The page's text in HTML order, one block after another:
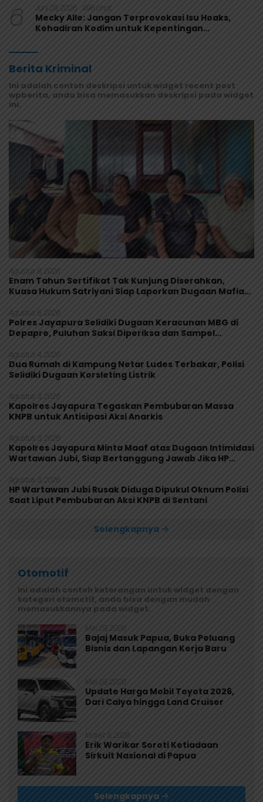
6 Juni 29, 2026 998 Lihat
Mecky Alle: Jangan Terprovokasi Isu Hoaks,
Kehadiran Kodim untuk Kepentingan
Berita Kriminal
Ini adalah contoh deskripsi untuk widget recent post
wpberita, anda bisa memasukkan deskripsi pada widget
ini.
Agustus 8, 2026
Enam Tahun Sertifikat Tak Kunjung Diserahkan,
Kuasa Hukum Satriyani Siap Laporkan Dugaan Mafia
Agustus 5, 2026
Polres Jayapura Selidiki Dugaan Keracunan MBG di
Depapre, Puluhan Saksi Diperiksa dan Sampel
Agustus 4, 2026
Dua Rumah di Kampung Netar Ludes Terbakar, Polisi
Selidiki Dugaan Korsleting Listrik
Agustus 3, 2026
Kapolres Jayapura Tegaskan Pembubaran Massa
KNPB untuk Antisipasi Aksi Anarkis
Agustus 3, 2026
Kapolres Jayapura Minta Maaf atas Dugaan Intimidasi
Wartawan Jubi, Siap Bertanggung Jawab Jika HP
Agustus 3, 2026
HP Wartawan Jubi Rusak Diduga Dipukul Oknum Polisi
Saat Liput Pembubaran Aksi KNPB di Sentani
Selengkapnya
Otomotif
Ini adalah contoh keterangan untuk widget dengan
kategori otomotif, anda bisa dengan mudah
memasukkannya pada widget.
Mei 29, 2026
Bajaj Masuk Papua, Buka Peluang
Bisnis dan Lapangan Kerja Baru
Mei 29, 2026
Update Harga Mobil Toyota 2026,
Dari Calya hingga Land Cruiser
Maret 5, 2026
Erik Warikar Soroti Ketiadaan
Sirkuit Nasional di Papua
Selengkapnya